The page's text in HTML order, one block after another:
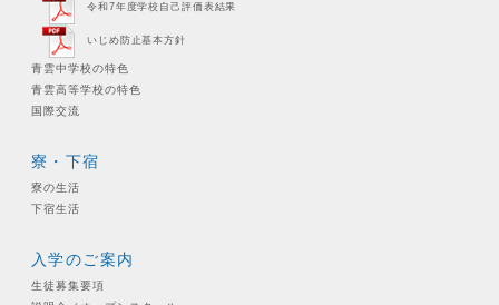
令和7年度学校自己評価表結果
いじめ防止基本方針
青雲中学校の特色
青雲高等学校の特色
国際交流
寮・下宿
寮の生活
下宿生活
入学のご案内
生徒募集要項